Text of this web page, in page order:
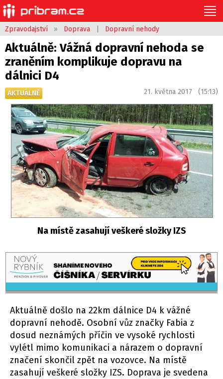
Zpravodajství » Doprava Dopravní nehody
Aktuálně: Vážná dopravní nehoda se
zraněním komplikuje dopravu na
dálnici D4
AKTUÁLNĚ 21. května 2017 (15:13)
Na místě zasahují veškeré složky IZS
Aktuálně došlo na 22km dálnice D4 k vážné
dopravní nehodě. Osobní vůz značky Fabia z
dosud neznámých příčin ve vysoké rychlosti
vylétl mimo komunikaci a nárazem o dopravní
značení skončil zpět na vozovce. Na místě
zasahují veškeré složky IZS. Doprava je svedena